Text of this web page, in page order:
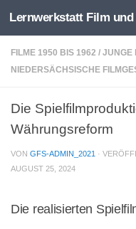
Zum Inhalt springen
Lernwerkstatt Film und
FILME 1950 BIS 1962 / JUNGE
NIEDERSÄCHSISCHE
Die
Währungsreform
VON GFS-ADMIN_2021 ·
AUGUST 25, 2024
Die realisierten